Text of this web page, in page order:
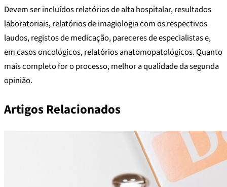
Devem ser incluídos relatórios de alta hospitalar, resultados
laboratoriais, relatórios de imagiologia com os respectivos
laudos, registos de medicação, pareceres de especialistas e,
em casos oncológicos, relatórios anatomopatológicos. Quanto
mais completo for o processo, melhor a qualidade da segunda
opinião.
Artigos Relacionados